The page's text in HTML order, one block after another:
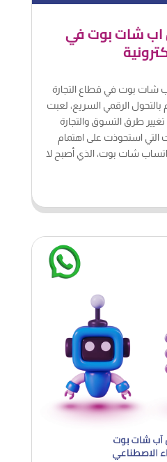
شات بوت في قطاع التجارة
الرقمي السريع، لعبت
تغيير طرق التسوق والتجارة
التي استحوذت على اهتمام
شات بوت، الذي أصبح لا